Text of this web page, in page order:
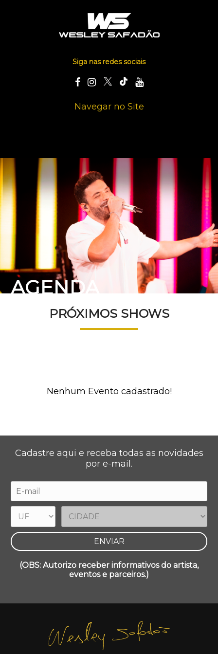
Siga nas redes sociais
Navegar no Site
AGENDA
PRÓXIMOS SHOWS
Nenhum Evento cadastrado!
Cadastre aqui e receba todas as novidades
por e-mail.
(OBS: Autorizo receber informativos do artista,
eventos e parceiros.)